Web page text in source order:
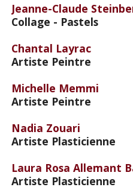
Jeanne-Claude
Collage - Pastels
Chantal Layrac
Artiste Peintre
Michelle Memmi
Artiste Peintre
Nadia Zouari
Artiste Plasticienne
Laura Rosa Allemant
Artiste Plasticienne